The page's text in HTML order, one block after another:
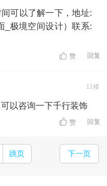
可以了解一下，地址:
_极境空间设计）联系:
赞 回复
11楼
以咨询一下千行装饰
赞 回复
跳页 下一页